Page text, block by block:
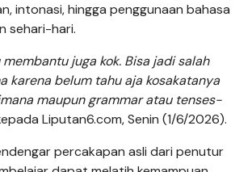
intonasi, hingga penggunaan bahasa
sehari-hari.
membantu juga kok. Bisa jadi salah
karena belum tahu aja kosakatanya
maupun grammar atau tenses-
Liputan6.com, Senin (1/6/2026).
percakapan asli dari penutur